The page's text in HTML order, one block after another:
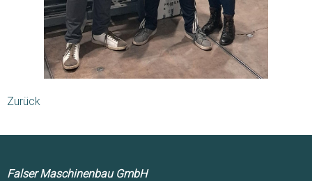
Zurück
Falser Maschinenbau GmbH